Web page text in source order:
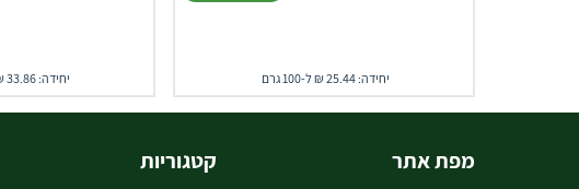
יחידה: 25.44 ₪ ל-100 גרם יחידה: 33.86 ₪ ל-100 מ"ל
מפת אתר קטגוריות